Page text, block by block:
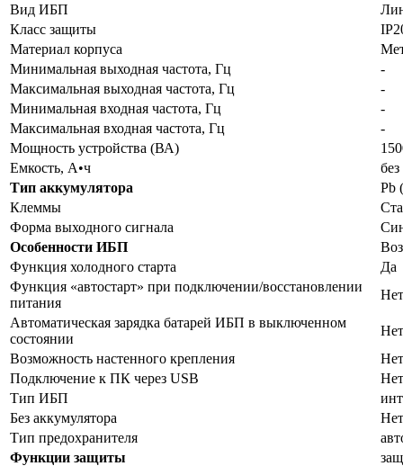
Вид ИБП
Класс защиты
Материал корпуса
Минимальная выходная частота, Гц
-
Максимальная выходная частота, Гц
-
Минимальная входная частота, Гц
-
Максимальная входная частота, Гц
-
Мощность устройства (ВА)
Емкость, А•ч
Тип аккумулятора
Pb
Клеммы
Форма выходного сигнала
Особенности ИБП
Функция холодного старта
Да
Функция «автостарт» при подключении/восстановлении
питания
Нет
Автоматическая зарядка батарей ИБП в выключенном
состоянии
Нет
Возможность настенного крепления
Нет
Подключение к ПК через USB
Нет
Тип ИБП
Без аккумулятора
Нет
Тип предохранителя
Функции защиты